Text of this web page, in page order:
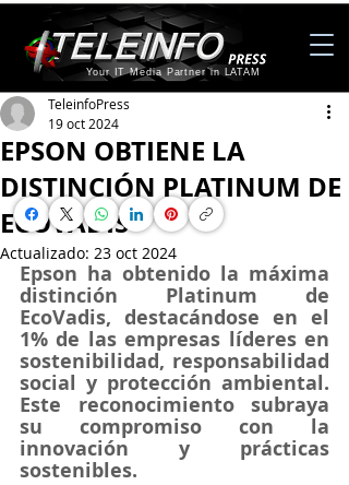
Your IT Media Partner in LATAM
EPSON OBTIENE LA
DISTINCIÓN PLATINUM DE
ECOVADIS
TeleinfoPress
19 oct 2024
Actualizado: 23 oct 2024
Epson ha obtenido la máxima
distinción Platinum de
EcoVadis, destacándose en el
1% de las empresas líderes en
sostenibilidad, responsabilidad
social y protección ambiental.
Este reconocimiento subraya
su compromiso con la
innovación y prácticas
sostenibles.